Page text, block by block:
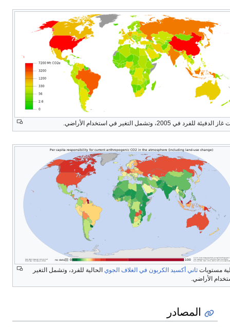
للفرد في 2005، وتشمل التغير في استخدام الأراضي.
مستويات ثاني أكسيد الكربون في الغلاف الجوي الحالية للفرد، وتشمل التغير
الأراضي.
المصادر